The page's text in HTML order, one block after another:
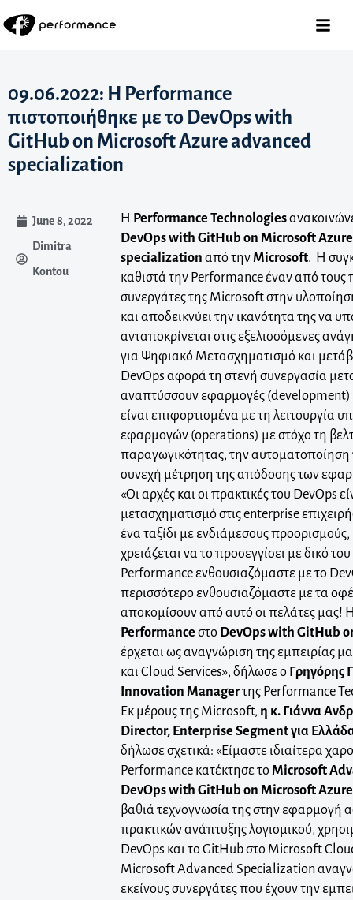
09.06.2022: Η Performance
πιστοποιήθηκε με το DevOps with
GitHub on Microsoft Azure advanced
specialization
June 8, 2022
Dimitra
Kontou
Η Performance Technologies
DevOps with GitHub on Microsoft
specialization από τηνMicrosoft. Η
καθιστά την Performance έναν από τους
συνεργάτες της Microsoft στην
και αποδεικνύει την ικανότητα της να
ανταποκρίνεται στις εξελισσόμενες
για Ψηφιακό Μετασχηματισμό και
DevOps αφορά τη στενή συνεργασία
αναπτύσσουν εφαρμογές
είναι επιφορτισμένα με τη λειτουργία
εφαρμογών (operations) με στόχο τη
παραγωγικότητας, την αυτοματοποίηση
συνεχή μέτρηση της απόδοσης των
«Οι αρχές και οι πρακτικές του DevOps
μετασχηματισμό στις enterprise
ένα ταξίδι με ενδιάμεσους
χρειάζεται να το προσεγγίσει με δικό
Performance ενθουσιαζόμαστε με το
περισσότερο ενθουσιαζόμαστε με τα
αποκομίσουν από αυτό οι πελάτες μας!
Performance στο DevOps with GitHub
έρχεται ως αναγνώριση της εμπειρίας
και Cloud Services», δήλωσε ο Γρηγόρης
Innovation Managerτης Performance
Εκ μέρους της Microsoft, η κ. Γιάννα
Director, Enterprise Segment για
δήλωσε σχετικά: «Είμαστε ιδιαίτερα
Performance κατέκτησε τοMicrosoft
DevOps with GitHub on Microsoft Azure
βαθιά τεχνογνωσία της στην εφαρμογή
πρακτικών ανάπτυξης λογισμικού,
DevOps και το GitHub στο Microsoft
Microsoft Advanced Specialization
εκείνους συνεργάτες που έχουν την